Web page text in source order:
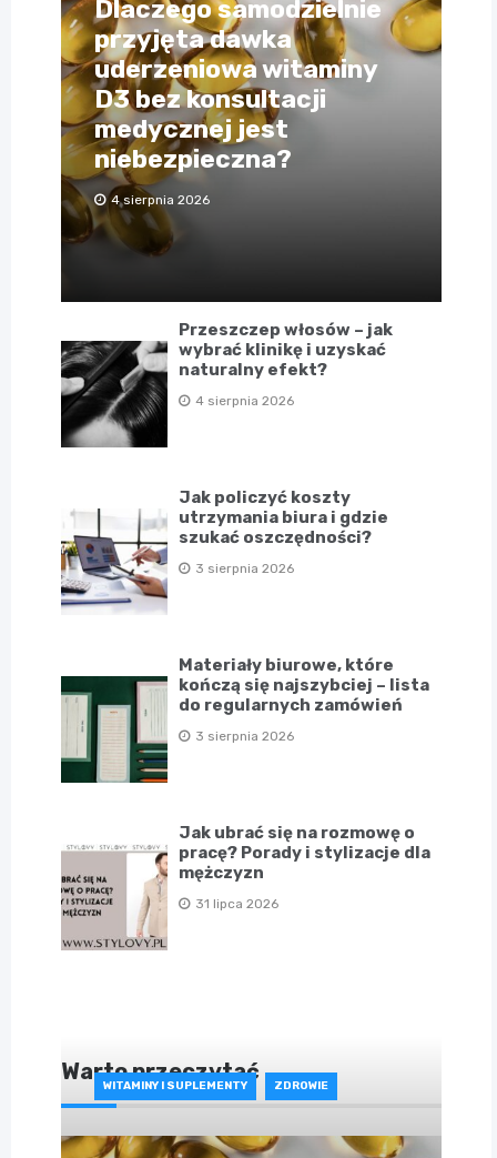
Dlaczego samodzielnie
przyjęta dawka
uderzeniowa witaminy
D3 bez konsultacji
medycznej jest
niebezpieczna?
4 sierpnia 2026
Przeszczep włosów – jak
wybrać klinikę i uzyskać
naturalny efekt?
4 sierpnia 2026
Jak policzyć koszty
utrzymania biura i gdzie
szukać oszczędności?
3 sierpnia 2026
Materiały biurowe, które
kończą się najszybciej – lista
do regularnych zamówień
3 sierpnia 2026
Jak ubrać się na rozmowę o
pracę? Porady i stylizacje dla
mężczyzn
31 lipca 2026
Warto przeczytać
WITAMINY I SUPLEMENTY ZDROWIE